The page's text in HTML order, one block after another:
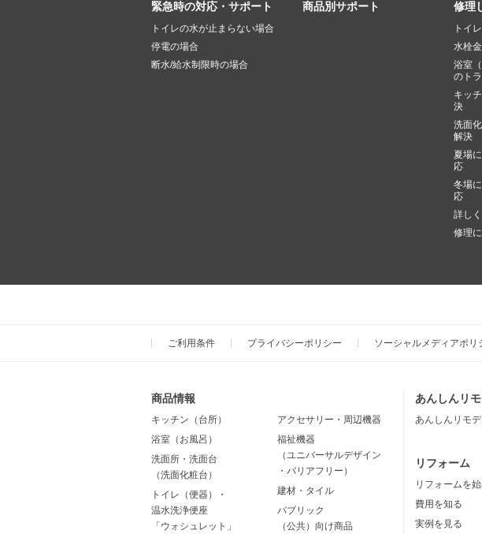
緊急時の対応・サポート
トイレの水が止まらない場合
停電の場合
断水/給水制限時の場合
商品別サポート 修理
トイ
水栓
浴室
のト
キッ
決
洗面
解決
夏場
応
冬場
応
詳し
修理
ご利用条件 プライバシーポリシー ソーシャルメディアポリ
商品情報
キッチン（台所）
浴室（お風呂）
洗面所・洗面台
（洗面化粧台）
トイレ（便器）・
温水洗浄便座
「ウォシュレット」
アクセサリー・周辺機器
福祉機器
（ユニバーサルデザイン
・バリアフリー）
建材・タイル
パブリック
（公共）向け商品
あんしんリ
あんしんリモ
リフォーム
リフォームを
費用を知る
実例を見る